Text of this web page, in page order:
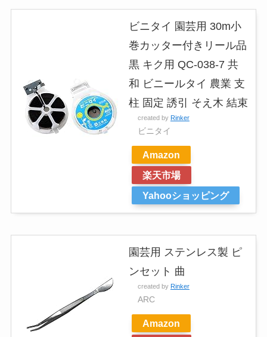
ビニタイ 園芸用 30m小
巻カッター付きリール品
黒 キク用 QC-038-7 共
和 ビニールタイ 農業 支
柱 固定 誘引 そえ木 結束
created by Rinker
ビニタイ
Amazon
楽天市場
Yahooショッピング
園芸用 ステンレス製 ピ
ンセット 曲
created by Rinker
ARC
Amazon